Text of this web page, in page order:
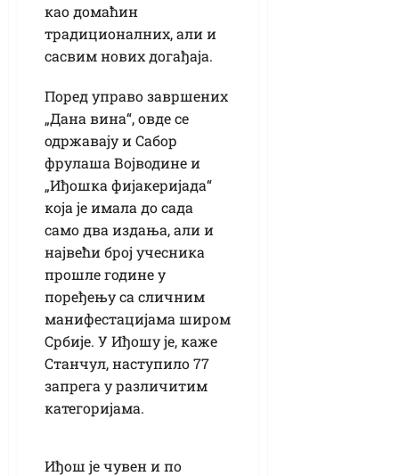
као домаћин
традиционалних, али и
сасвим нових догађаја.
Поред управо завршених
„Дана вина“, овде се
одржавају и Сабор
фрулаша Војводине и
„Иђошка фијакеријада“
која је имала до сада
само два издања, али и
највећи број учесника
прошле године у
поређењу са сличним
манифестацијама широм
Србије. У Иђошу је, каже
Станчул, наступило 77
запрега у различитим
категоријама.
Иђош је чувен и по